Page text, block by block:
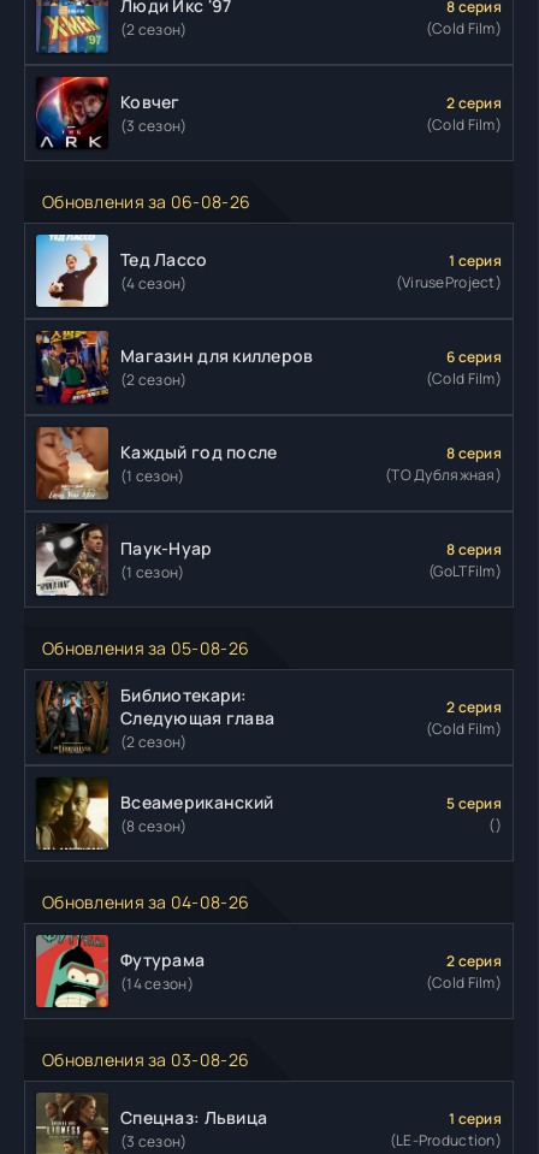
Люди Икс '97
(2 сезон)
8 серия
(Cold Film)
Ковчег
(3 сезон)
2 серия
(Cold Film)
Обновления за 06-08-26
Тед Лассо
(4 сезон)
1 серия
(ViruseProject)
Магазин для киллеров
(2 сезон)
6 серия
(Cold Film)
Каждый год после
(1 сезон)
8 серия
(ТО Дубляжная)
Паук-Нуар
(1 сезон)
8 серия
(GoLTFilm)
Обновления за 05-08-26
Библиотекари:
Следующая глава
(2 сезон)
2 серия
(Cold Film)
Всеамериканский
(8 сезон)
5 серия
()
Обновления за 04-08-26
Футурама
(14 сезон)
2 серия
(Cold Film)
Обновления за 03-08-26
Спецназ: Львица
(3 сезон)
1 серия
(LE-Production)